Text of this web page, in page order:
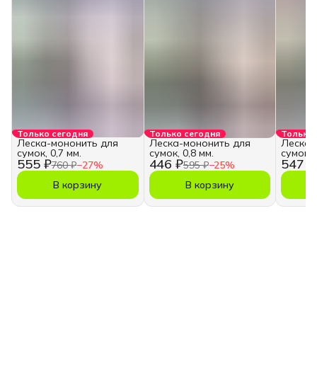
Только сегодня
555 ₽760 ₽−27%
Леска-мононить для
сумок, 0,7 мм.
В корзину
Только сегодня
446 ₽595 ₽−25%
Леска-мононить для
сумок, 0,8 мм.
В корзину
Только
547 ₽
Леска-
сумок,